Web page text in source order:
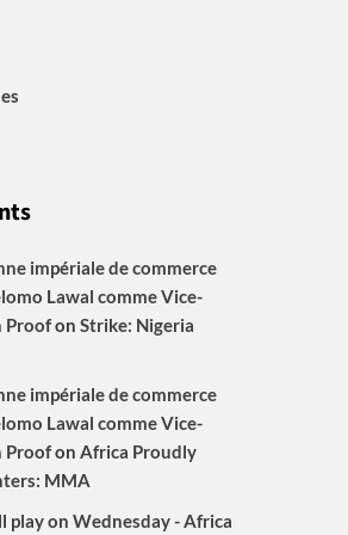
impériale de commerce
Lawal comme Vice-
Proofon Strike: Nigeria
impériale de commerce
Lawal comme Vice-
Proofon Africa Proudly
MMA
play on Wednesday - Africa